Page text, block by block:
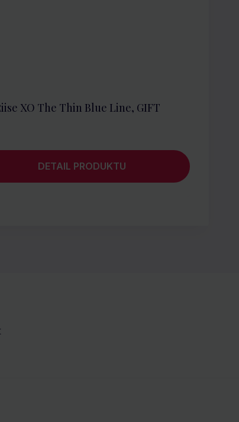
XO The Thin Blue Line, GIFT
DETAIL PRODUKTU